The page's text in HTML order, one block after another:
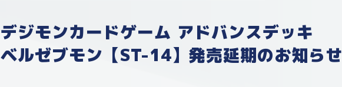
デジモンカードゲーム アドバンスデッキ
ベルゼブモン【ST-14】発売延期のお知らせ